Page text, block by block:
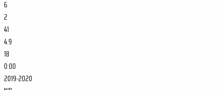
6
2
41
4.9
18
0:00
2019-2020